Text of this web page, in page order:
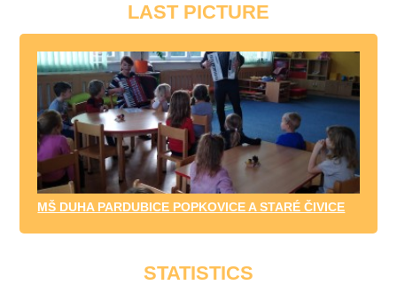
LAST PICTURE
MŠ DUHA PARDUBICE POPKOVICE A STARÉ ČIVICE
STATISTICS